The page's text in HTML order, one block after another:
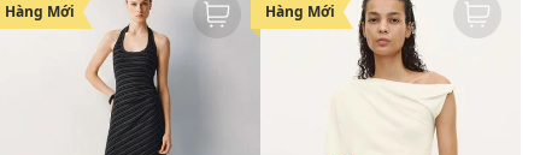
Hàng Mới Hàng Mới